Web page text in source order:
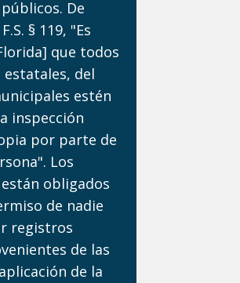
De
§ 119, "Es
que todos
del
estén
inspección
por parte de
Los
obligados
de nadie
registros
de las
de la